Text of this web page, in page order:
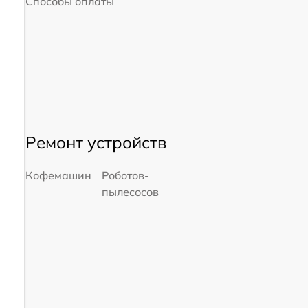
Ремонт устройств
Кофемашин
Роботов-
пылесосов